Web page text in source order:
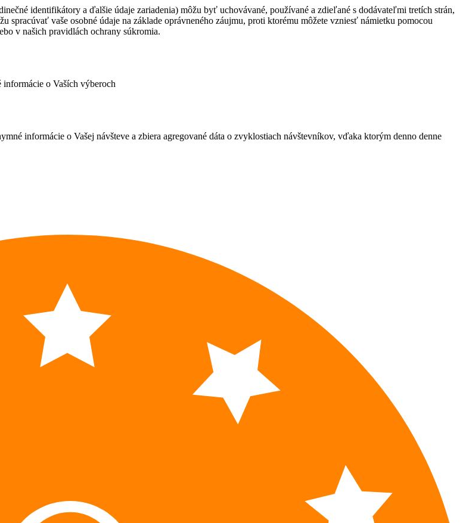
identifikátory a ďalšie údaje zariadenia) môžu byť uchovávané, používané a zdieľané s dodávateľmi tretích strán,
vaše osobné údaje na základe oprávneného záujmu, proti ktorému môžete vzniesť námietku pomocou
v našich pravidlách ochrany súkromia.
o Vaších výberoch
informácie o Vašej návšteve a zbiera agregované dáta o zvyklostiach návštevníkov, vďaka ktorým denno denne